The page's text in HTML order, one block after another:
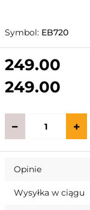
Symbol: EB720
249.00
249.00
Opinie
Wysyłka w ciągu